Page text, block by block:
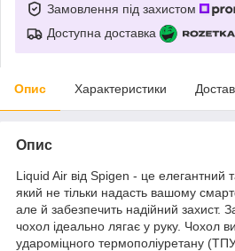
Замовлення під захистом
Доступна доставка
Опис Характеристики
Опис
Liquid Air від Spigen - це елегантний
який не тільки надасть вашому
але й забезпечить надійний захист.
чохол ідеально лягає у руку. Чохол
удароміцного термополіуретану